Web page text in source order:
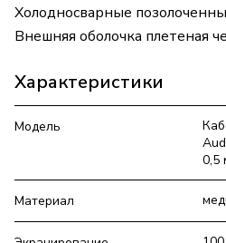
Холодносварные
Внешняя оболочка плетеная
Характеристики
Модель
0,5
Материал